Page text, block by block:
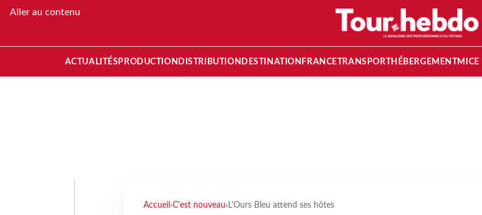
Aller au contenu
ACTUALITÉS PRODUCTION DISTRIBUTION DESTINATION FRANCETRANSPORT HÉBERGEMENTMICE
Accueil ›C'est nouveau› L'Ours Bleu attend ses hôtes